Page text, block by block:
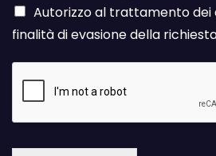
Autorizzo al trattamento
finalità di evasione della